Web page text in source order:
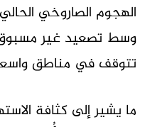
الهجوم الصاروخي
وسط تصعيد غير مسبوق.
تتوقف في مناطق
ما يشير إلى كثافة